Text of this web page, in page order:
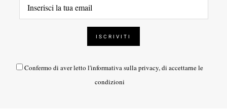
Confermo di aver letto l'informativa sulla privacy, di accettarne le
condizioni